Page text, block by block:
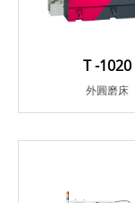
T -1020
外圓磨床